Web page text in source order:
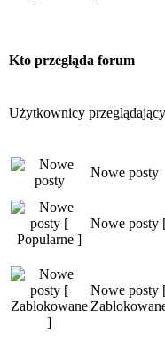
Kto przegląda forum
Użytkownicy
Nowe posty
Nowe posty
Nowe posty